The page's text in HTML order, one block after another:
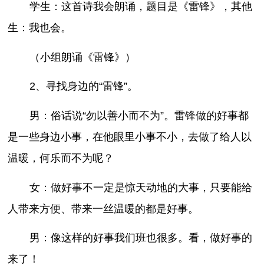
学生：这首诗我会朗诵，题目是《雷锋》，其他
生：我也会。
（小组朗诵《雷锋》）
2、寻找身边的“雷锋”。
男：俗话说“勿以善小而不为”。雷锋做的好事都
是一些身边小事，在他眼里小事不小，去做了给人以
温暖，何乐而不为呢？
女：做好事不一定是惊天动地的大事，只要能给
人带来方便、带来一丝温暖的都是好事。
男：像这样的好事我们班也很多。看，做好事的
来了！